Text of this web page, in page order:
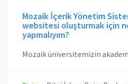
Mozaik İçerik Yönetim
websitesi oluşturmak için
yapmalıyım?